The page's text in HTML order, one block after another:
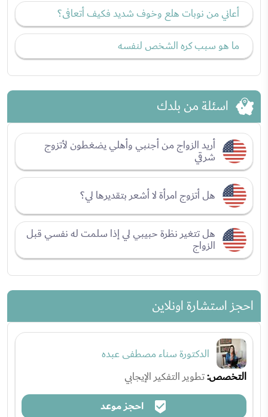
أعاني من نوبات هلع وخوف شديد فكيف أتعافى؟
ما هو سبب كره الشخص لنفسه
اسئلة من بلدك
أريد الزواج من أجنبي وأهلي يضغطون لأتزوج
شرقي
هل أتزوج امرأة لا أشعر بتقديرها لي؟
هل تتغير نظرة حبيبي لي إذا سلمت له نفسي قبل
الزواج
احجز استشارة اونلاين
الدكتورة سناء مصطفى عبده
التخصص:تطوير التفكير الإيجابي
احجز موعد